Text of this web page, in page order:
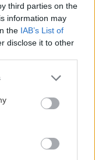
third parties on the
information may
the IAB’s List of
disclose it to other
or more Google
You may click to
party tags to
in below Google
κέικ
ρίχνουμε το
τη σπάτουλα.
στην
απαλά
φούρνο
για περίπου